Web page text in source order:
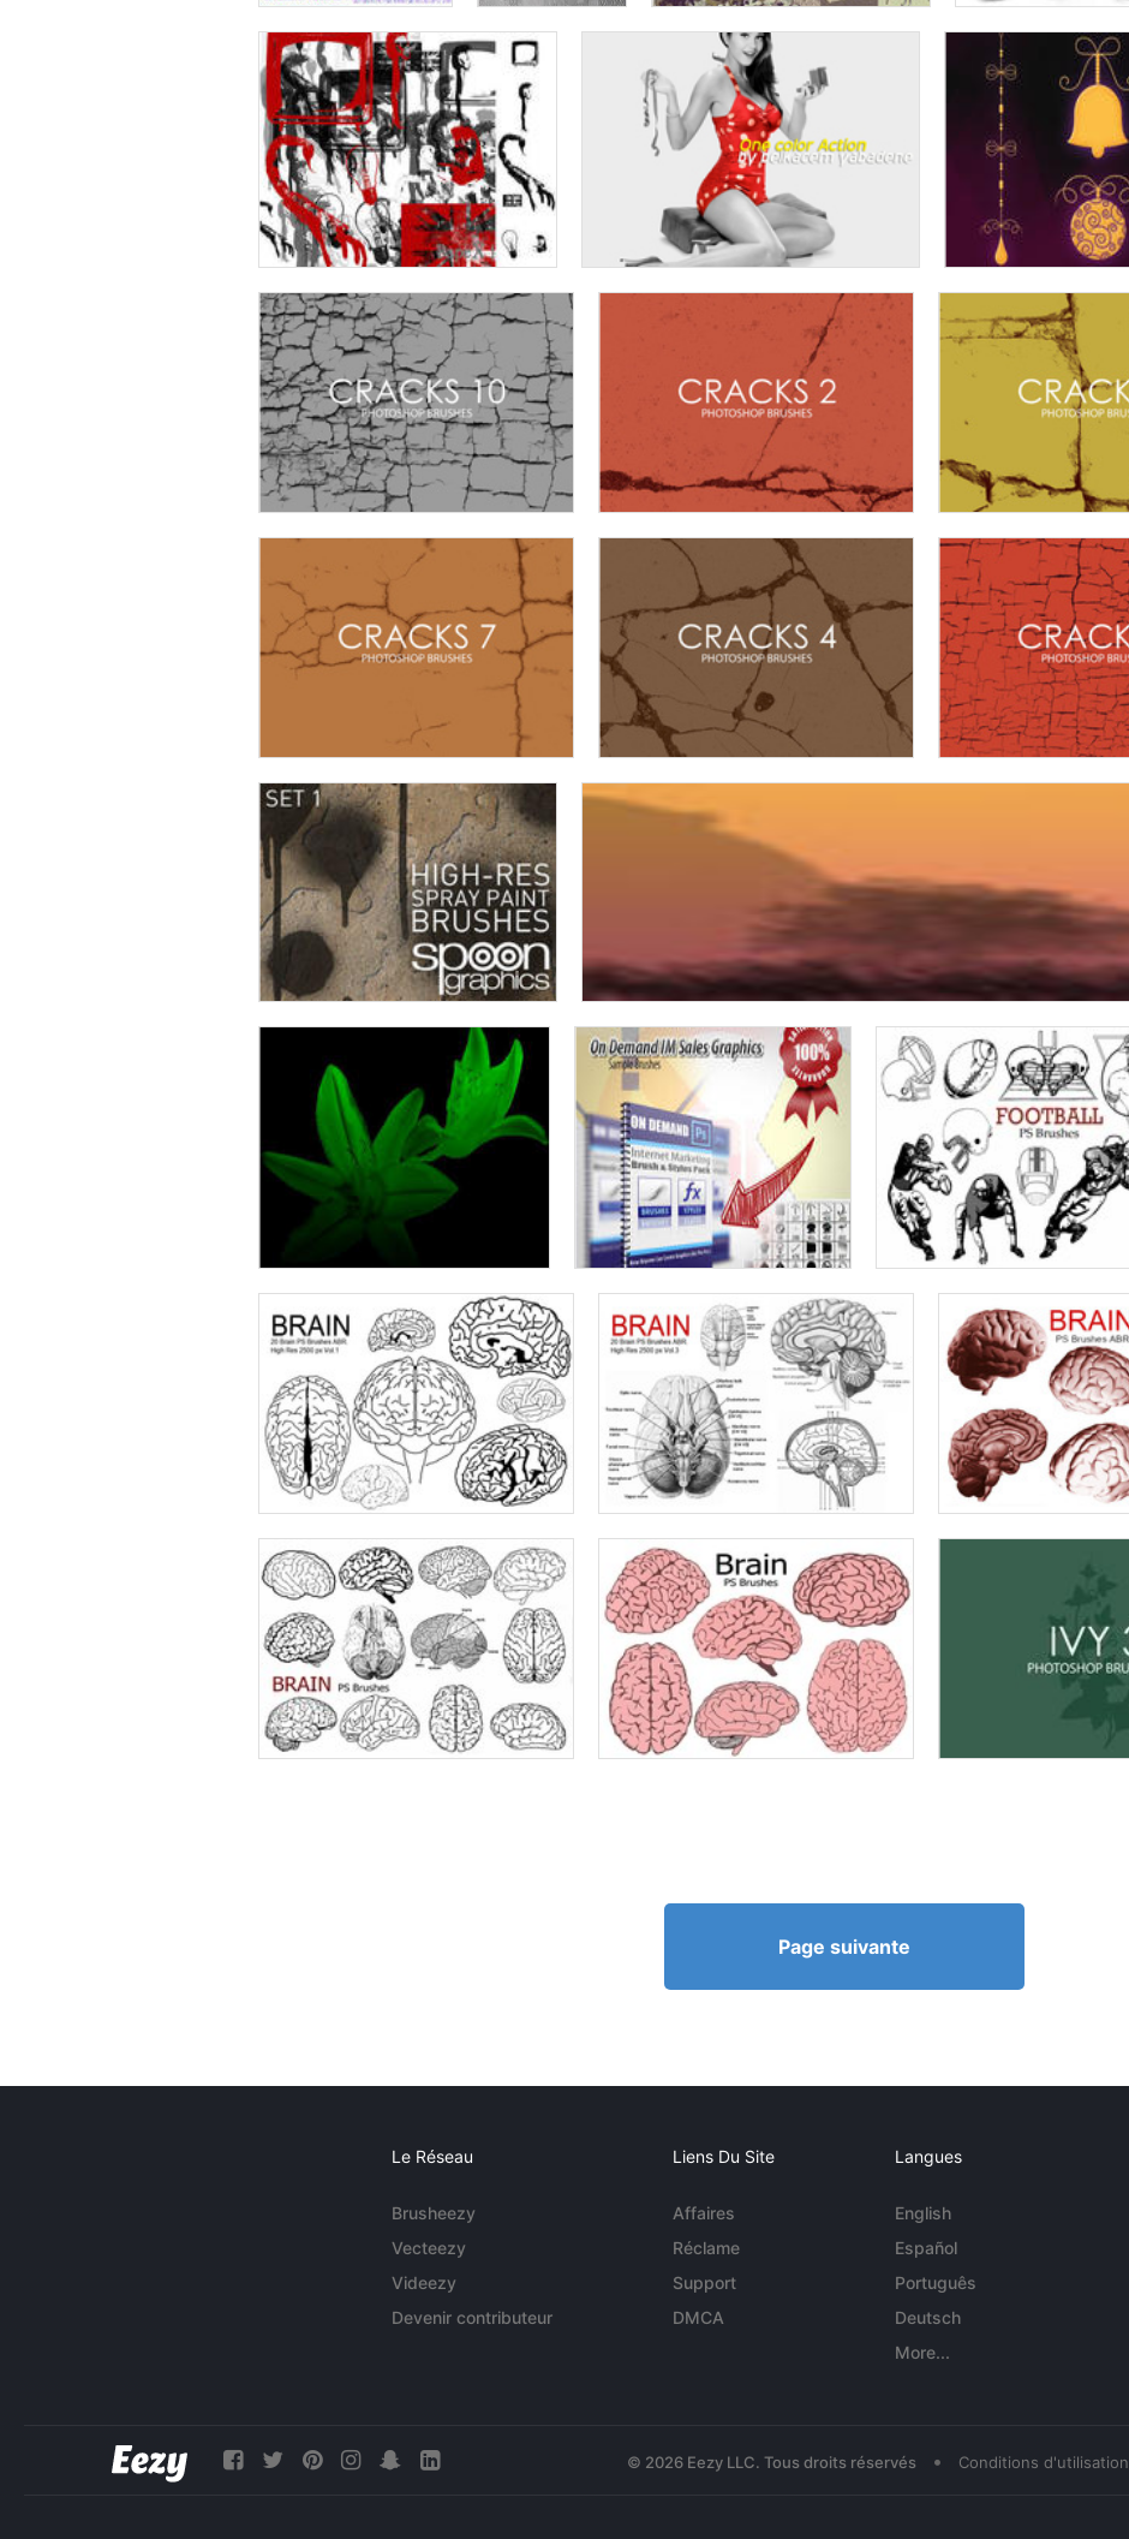
Page suivante
Le Réseau
Brusheezy
Vecteezy
Videezy
Devenir contributeur
Liens Du Site
Affaires
Réclame
Support
DMCA
Langues
English
Español
Português
Deutsch
More...
© 2026 Eezy LLC. Tous droits réservés • Conditions d'utilisation